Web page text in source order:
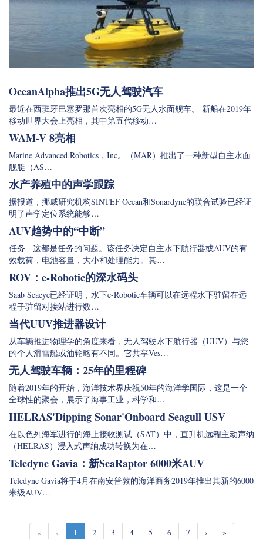
OceanAlpha推出5G无人驾驶汽车
最近在西班牙巴塞罗那首次亮相的5G无人水面舰车。 新船在2019年
移动世界大会上亮相，其中第五代移动…
WAM-V 8亮相
Marine Advanced Robotics，Inc。（MAR）推出了一种新型自主水面
舰艇（AS…
水产养殖中的声学跟踪
据报道，挪威研究机构SINTEF Ocean和Sonardyne的联合试验已经证
明了声学定位系统能够…
AUV趋势中的“中断”
任务 - 这都是任务的问题。该任务决定自主水下航行器或AUV的有
效载荷，电池容量，大小和处理能力。其…
ROV：e-Robotic的深水码头
Saab Seaeye已经证明，水下e-Robotic车辆可以在远程水下驻留在远
程子驻留对接站进行数…
当代UUV推进器设计
从车辆推进物理学的角度来看，无人驾驶水下航行器（UUV）与您
的个人滑雪船或油轮略有不同。它共享Ves…
无人驾驶车辆：25年的里程碑
随着2019年的开始，海洋技术界庆祝50年的海洋学国际，这是一个
全球性的聚会，展示了海事工业，科学和…
HELRAS'Dipping Sonar'Onboard Seagull USV
在以色列海军进行的海上接收测试（SAT）中，直升机远程主动声纳
（HELRAS）浸入式声纳成功转换为在…
Teledyne Gavia：新SeaRaptor 6000米AUV
Teledyne Gavia将于4月在南安普敦的海洋商务2019年推出其新的6000
米级AUV…
« ‹ 1 2 3 4 5 6 7 › »